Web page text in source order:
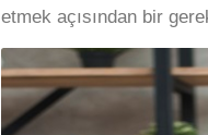
etmek açısından bir